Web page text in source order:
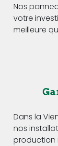
Nos
votre
meilleure
Dans la
nos
production